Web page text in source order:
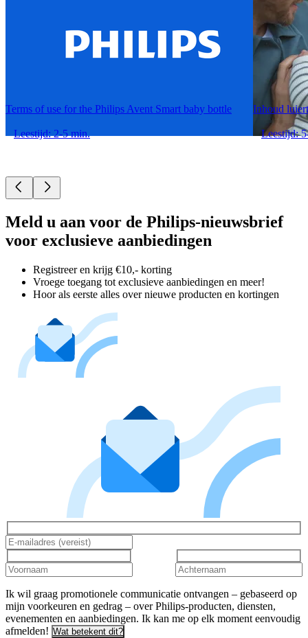
Terms of use for the Philips Avent Smart baby bottle
Leestijd: 2-5 min.
Inhoud
Leestijd:
Meld u aan voor de Philips-nieuwsbrief
voor exclusieve aanbiedingen
Registreer en krijg €10,- korting
Vroege toegang tot exclusieve aanbiedingen en meer!
Hoor als eerste alles over nieuwe producten en kortingen
Ik wil graag promotionele communicatie ontvangen – gebaseerd op
mijn voorkeuren en gedrag – over Philips-producten, diensten,
evenementen en aanbiedingen. Ik kan me op elk moment eenvoudig
afmelden! Wat betekent dit?